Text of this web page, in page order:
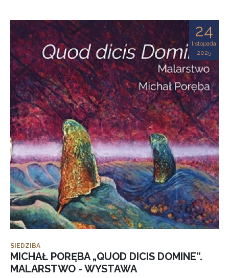
24
listopada
2025
SIEDZIBA
MICHAŁ PORĘBA „QUOD DICIS DOMINE”.
MALARSTWO - WYSTAWA